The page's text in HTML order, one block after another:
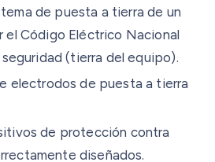
de puesta a tierra de un
el Código Eléctrico Nacional
(tierra del equipo).
electrodos de puesta a tierra
de protección contra
diseñados.